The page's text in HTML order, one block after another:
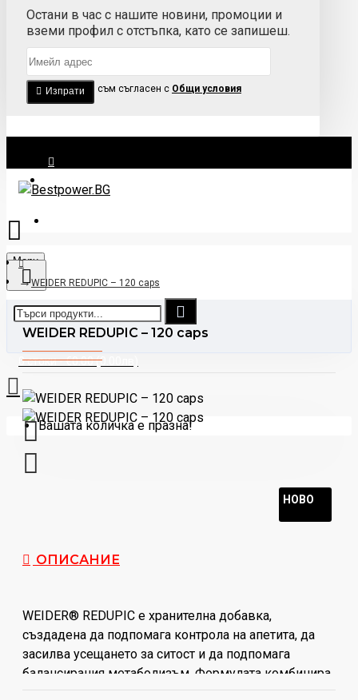
Остани в час с нашите новини, промоции и
вземи профил с отстъпка, като се запишеш.
Изпрати
Прочетох и съм съгласен с Общи условия
Menu
0 стоки - €0.00 (0.00лв)
Вашата количка е празна!
WEIDER REDUPIC – 120 caps
WEIDER REDUPIC – 120 caps
НОВО
ОПИСАНИЕ
WEIDER® REDUPIC е хранителна добавка,
създадена да подпомага контрола на апетита, да
засилва усещането за ситост и да подпомага
балансирания метаболизъм. Формулата комбинира